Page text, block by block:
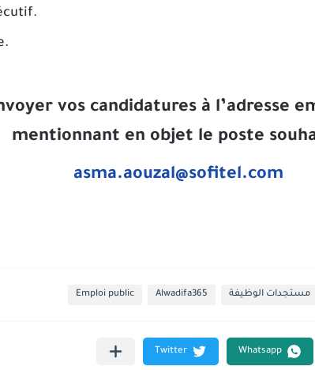
vos candidatures à l’adresse
mentionnant en objet le poste
asma.aouzal@sofitel.com
مستجدات الوظيفة Alwadifa365
Emploi public